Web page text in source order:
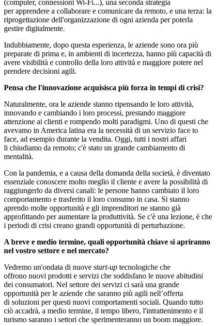
(computer, connessioni Wi-Fi...), una seconda strategia
per apprendere a collaborare e comunicare da remoto, e una terza: la
riprogettazione dell'organizzazione di ogni azienda per poterla
gestire digitalmente.
Indubbiamente, dopo questa esperienza, le aziende sono ora più
preparate di prima e, in ambienti di incertezza, hanno più capacità di
avere visibilità e controllo della loro attività e maggiore potere nel
prendere decisioni agili.
Pensa che l'innovazione acquisisca più forza in tempi di crisi?
Naturalmente, ora le aziende stanno ripensando le loro attività,
innovando e cambiando i loro processi, prestando maggiore
attenzione ai clienti e rompendo molti paradigmi. Uno di questi che
avevamo in America latina era la necessità di un servizio face to
face, ad esempio durante la vendita. Oggi, tutti i nostri affari
li chiudiamo da remoto; c'è stato un grande cambiamento di
mentalità.
Con la pandemia, e a causa della domanda della società, è diventato
essenziale conoscere molto meglio il cliente e avere la possibilità di
raggiungerlo da diversi canali: le persone hanno cambiato il loro
comportamento e trasferito il loro consumo in casa. Si stanno
aprendo molte opportunità e gli imprenditori ne stanno già
approfittando per aumentare la produttività. Se c'è una lezione, è che
i periodi di crisi creano grandi opportunità di perturbazione.
A breve e medio termine, quali opportunità chiave si apriranno
nel vostro settore e nel mercato?
Vedremo un'ondata di nuove start-up tecnologiche che
offrono nuovi prodotti e servizi che soddisfano le nuove abitudini
dei consumatori. Nel settore dei servizi ci sarà una grande
opportunità per le aziende che saranno più agili nell’offerta
di soluzioni per questi nuovi comportamenti sociali. Quando tutto
ciò accadrà, a medio termine, il tempo libero, l'intrattenimento e il
turismo saranno i settori che sperimenteranno un boom maggiore.